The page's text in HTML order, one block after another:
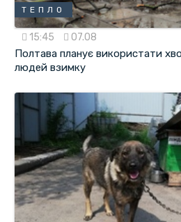
ТЕПЛО
15:45 07.08
Полтава планує використати
людей взимку